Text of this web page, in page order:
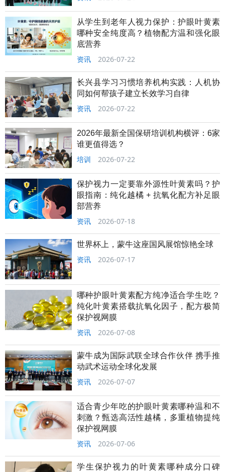
从学生到老年人视力保护：护眼叶黄素
哪种安全纯度高？植物配方温和强化眼
底营养
资讯 2026-07-22
长兴县学习习惯培养机构实践：人机协
同如何帮孩子建立长效学习自律
资讯 2026-07-22
2026年最新全国保研培训机构横评：6家
谁更值得选？
培训 2026-07-22
保护视力一定要靠外源性叶黄素吗？护
眼指南：纯化越橘 + 抗氧化配方补足眼
部营养
资讯 2026-07-18
世界杯上，蒙牛这座国风展馆惊艳全球
资讯 2026-07-17
哪种护眼叶黄素配方纯净适合学生吃？
纯化叶黄素搭载抗氧化因子，配方极简
保护视网膜
资讯 2026-07-08
蒙牛成为国际武联全球合作伙伴 携手推
动武术运动全球化发展
资讯 2026-07-07
适合青少年吃的护眼叶黄素哪种温和不
刺激？甄选高活性越橘，多重植物提纯
保护视网膜
资讯 2026-07-06
学生保护视力的叶黄素哪种成分口碑